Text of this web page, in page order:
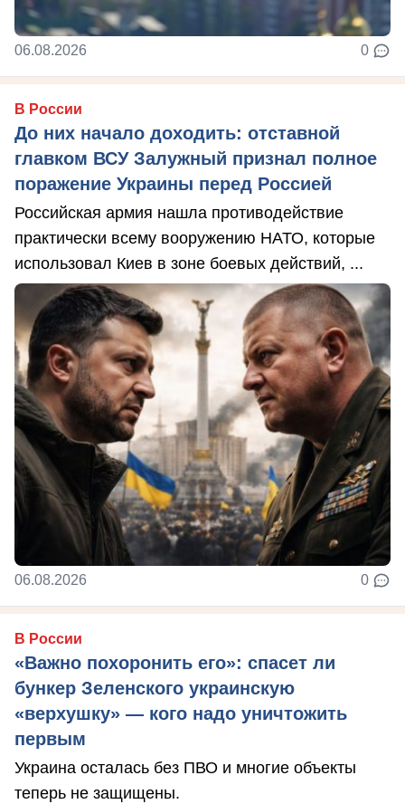
06.08.2026 0
В России
До них начало доходить: отставной
главком ВСУ Залужный признал полное
поражение Украины перед Россией
Российская армия нашла противодействие
практически всему вооружению НАТО, которые
использовал Киев в зоне боевых действий, ...
06.08.2026 0
В России
«Важно похоронить его»: спасет ли
бункер Зеленского украинскую
«верхушку» — кого надо уничтожить
первым
Украина осталась без ПВО и многие объекты
теперь не защищены.